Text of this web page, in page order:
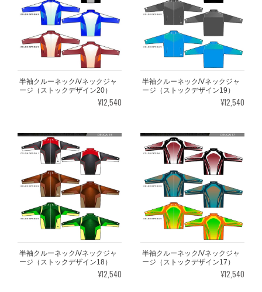
半袖クルーネック/Vネックジャ
ージ（ストックデザイン20）
¥12,540
半袖クルーネック/Vネックジャ
ージ（ストックデザイン19）
¥12,540
半袖クルーネック/Vネックジャ
ージ（ストックデザイン18）
¥12,540
半袖クルーネック/Vネックジャ
ージ（ストックデザイン17）
¥12,540